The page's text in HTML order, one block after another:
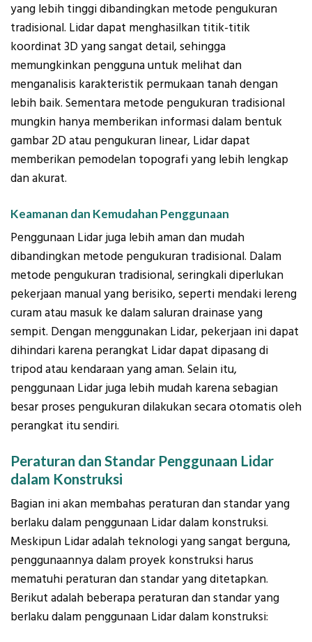
yang lebih tinggi dibandingkan metode pengukuran
tradisional. Lidar dapat menghasilkan titik-titik
koordinat 3D yang sangat detail, sehingga
memungkinkan pengguna untuk melihat dan
menganalisis karakteristik permukaan tanah dengan
lebih baik. Sementara metode pengukuran tradisional
mungkin hanya memberikan informasi dalam bentuk
gambar 2D atau pengukuran linear, Lidar dapat
memberikan pemodelan topografi yang lebih lengkap
dan akurat.
Keamanan dan Kemudahan Penggunaan
Penggunaan Lidar juga lebih aman dan mudah
dibandingkan metode pengukuran tradisional. Dalam
metode pengukuran tradisional, seringkali diperlukan
pekerjaan manual yang berisiko, seperti mendaki lereng
curam atau masuk ke dalam saluran drainase yang
sempit. Dengan menggunakan Lidar, pekerjaan ini dapat
dihindari karena perangkat Lidar dapat dipasang di
tripod atau kendaraan yang aman. Selain itu,
penggunaan Lidar juga lebih mudah karena sebagian
besar proses pengukuran dilakukan secara otomatis oleh
perangkat itu sendiri.
Peraturan dan Standar Penggunaan Lidar
dalam Konstruksi
Bagian ini akan membahas peraturan dan standar yang
berlaku dalam penggunaan Lidar dalam konstruksi.
Meskipun Lidar adalah teknologi yang sangat berguna,
penggunaannya dalam proyek konstruksi harus
mematuhi peraturan dan standar yang ditetapkan.
Berikut adalah beberapa peraturan dan standar yang
berlaku dalam penggunaan Lidar dalam konstruksi: